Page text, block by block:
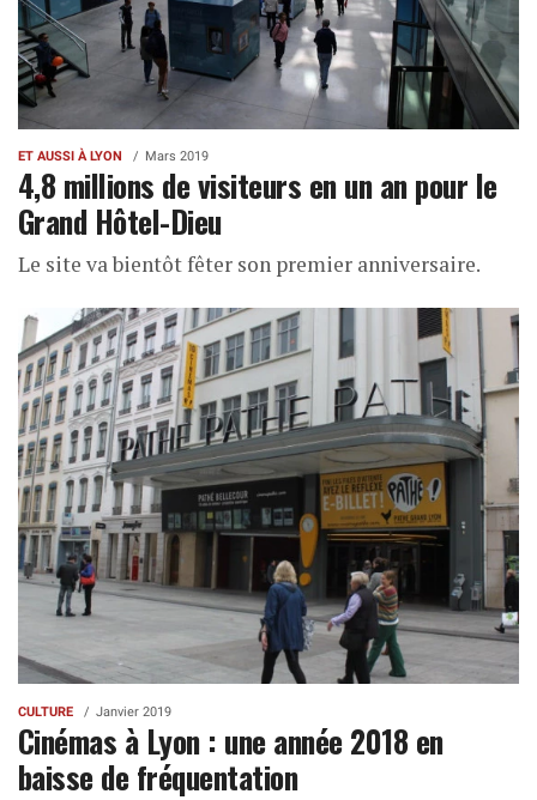
ET AUSSI À LYON Mars 2019
4,8 millions de visiteurs en un an pour le
Grand Hôtel-Dieu
Le site va bientôt fêter son premier anniversaire.
CULTURE Janvier 2019
Cinémas à Lyon : une année 2018 en
baisse de fréquentation